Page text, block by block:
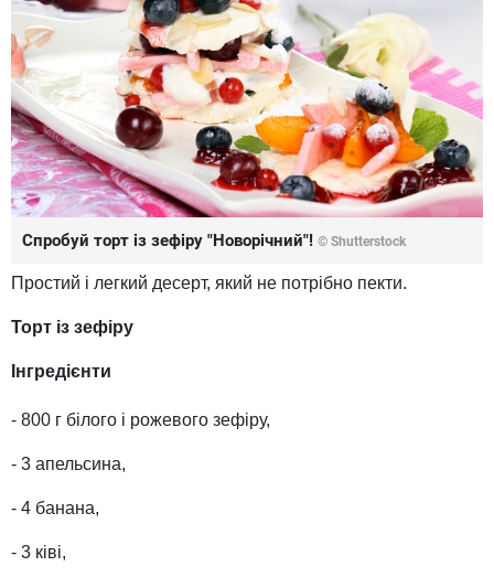
Спробуй торт із зефіру "Новорічний"! © Shutterstock
Простий і легкий десерт, який не потрібно пекти.
Торт із зефіру
Інгредієнти
- 800 г білого і рожевого зефіру,
- 3 апельсина,
- 4 банана,
- 3 ківі,